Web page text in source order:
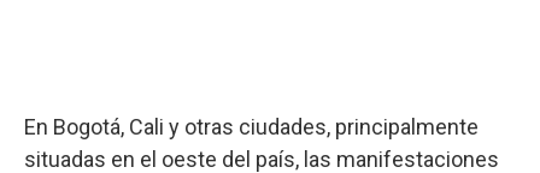
En Bogotá, Cali y otras ciudades, principalmente
situadas en el oeste del país, las manifestaciones